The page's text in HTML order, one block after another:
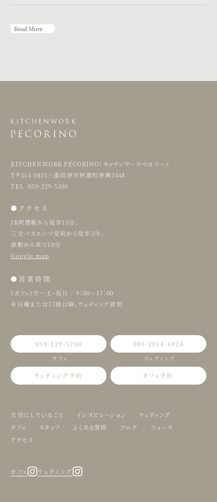
Read More
KITCHENWORK PECORINO｜キッチンワークペコリーノ
T〒514-0811三重県津市阿漕町津興2448
TEL :059-229-5200
●アクセス
JR阿漕駅から徒歩15分、
三交バスエンマ堂前から徒歩3分、
津駅から車で10分
Google map
●営業時間
（カフェ）月〜土・祝日 ： 9：00〜17：00
※日曜または17時以降、ウェディング貸切
059-229-5200
カフェ
080-2014-6824
ウェディング
ウェディング予約 カフェ予約
大切にしていること インスピレーション
ウェディング
カフェ
スタッフ よくある質問 ブログ
ニュース
アクセス
カフェ ウェディング